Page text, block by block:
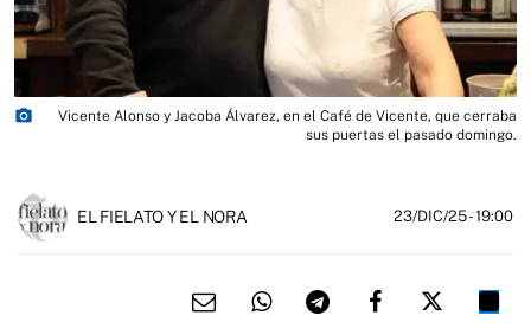
photo_camera
Vicente Alonso y Jacoba Álvarez, en el Café de Vicente, que cerraba
sus puertas el pasado domingo.
EL FIELATO Y EL NORA 23/DIC/25- 19:00